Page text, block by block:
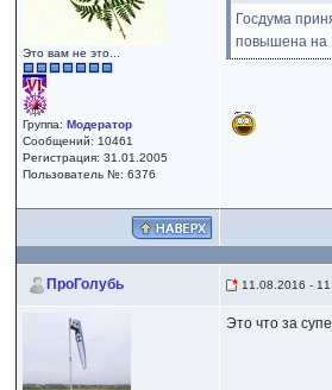
Это вам не это...
Группа:Модератор
Сообщений: 10461
Регистрация: 31.01.2005
Пользователь №: 6376
Госдума
повышена на
ПроГолубь 11.08.2016 -
Это что за